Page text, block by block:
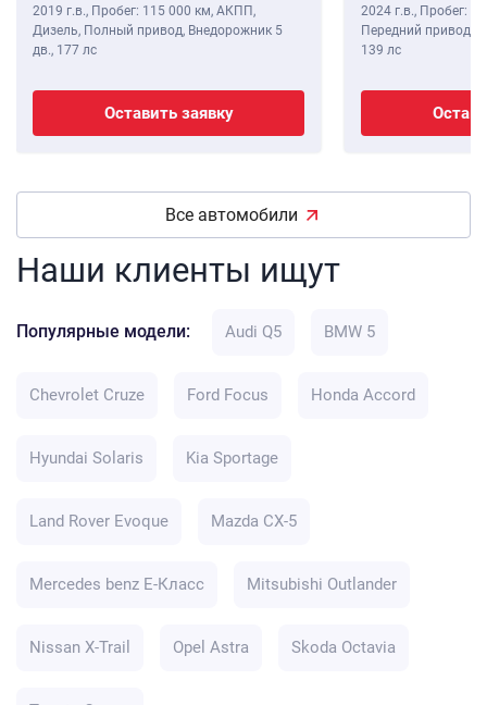
2019 г.в., Пробег: 115 000 км, АКПП,
Дизель, Полный привод, Внедорожник 5
дв., 177 лс
Оставить заявку
2024 г.в., Пробег: 8
Передний привод,
139 лс
Все автомобили
Наши клиенты ищут
Популярные модели: Audi Q5 BMW 5
Chevrolet Cruze Ford Focus Honda Accord
Hyundai Solaris Kia Sportage
Land Rover Evoque Mazda CX-5
Mercedes benz E-Класс Mitsubishi Outlander
Nissan X-Trail Opel Astra Skoda Octavia